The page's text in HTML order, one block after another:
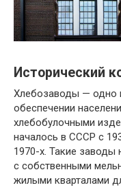
Исторический
Хлебозаводы — одно
обеспечении
хлебобулочными
началось в СССР с
1970-х. Такие
с собственными
жилыми кварталами